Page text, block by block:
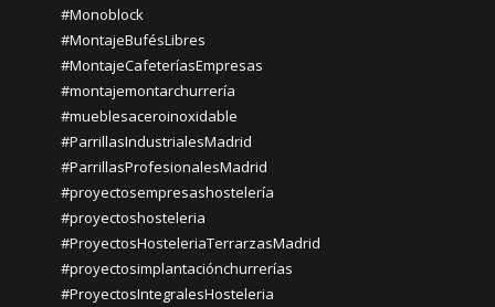
#Monoblock
#MontajeBufésLibres
#MontajeCafeteríasEmpresas
#montajemontarchurrería
#mueblesaceroinoxidable
#ParrillasIndustrialesMadrid
#ParrillasProfesionalesMadrid
#proyectosempresashostelería
#proyectoshosteleria
#ProyectosHosteleriaTerrarzasMadrid
#proyectosimplantaciónchurrerías
#ProyectosIntegralesHosteleria